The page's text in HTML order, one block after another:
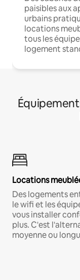
paisibles aux
urbains
locations
tous les
logement
Locations
Des logements
le wifi et les
vous installer
plus. C'est
moyenne ou